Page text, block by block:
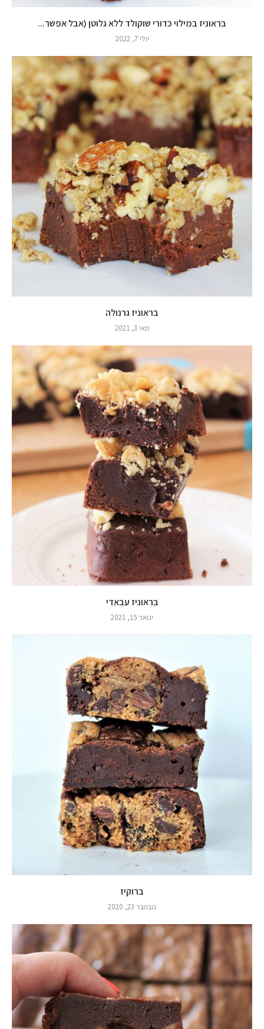
בראוניז במילוי כדורי שוקולד ללא גלוטן (אבל אפשר...
יולי 7, 2022
בראוניז גרנולה
מאי 3, 2021
בראוניז עבאדי
ינואר 15, 2021
ברוקיז
נובמבר 23, 2020